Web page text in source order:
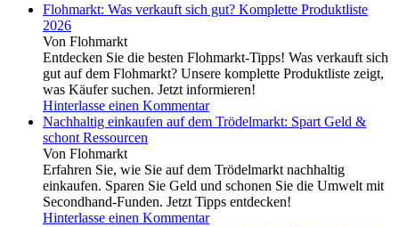
Flohmarkt: Was verkauft sich gut? Komplette Produktliste
2026
Von Flohmarkt
Entdecken Sie die besten Flohmarkt-Tipps! Was verkauft sich
gut auf dem Flohmarkt? Unsere komplette Produktliste zeigt,
was Käufer suchen. Jetzt informieren!
Hinterlasse einen Kommentar
Nachhaltig einkaufen auf dem Trödelmarkt: Spart Geld &
schont Ressourcen
Von Flohmarkt
Erfahren Sie, wie Sie auf dem Trödelmarkt nachhaltig
einkaufen. Sparen Sie Geld und schonen Sie die Umwelt mit
Secondhand-Funden. Jetzt Tipps entdecken!
Hinterlasse einen Kommentar